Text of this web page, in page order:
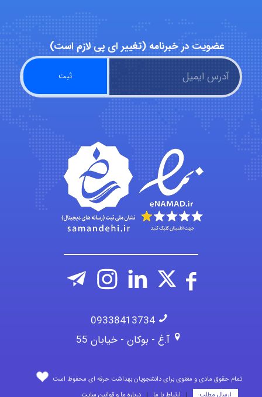
shbnm72
Minoo1375
Sara
ZAK
عضویت در خبرنامه (تغییر ای پی لازم است)
09338413734
آ.غ - بوکان - خیابان 55
تمام حقوق مادی و معنوی برای دانشجویان بهداشت حرفه ای محفوظ است